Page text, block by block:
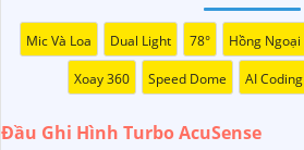
Mic Và Loa Dual Light 78° Hồng Ngoại
Xoay 360 Speed Dome AI Coding
Đầu Ghi Hình Turbo AcuSense